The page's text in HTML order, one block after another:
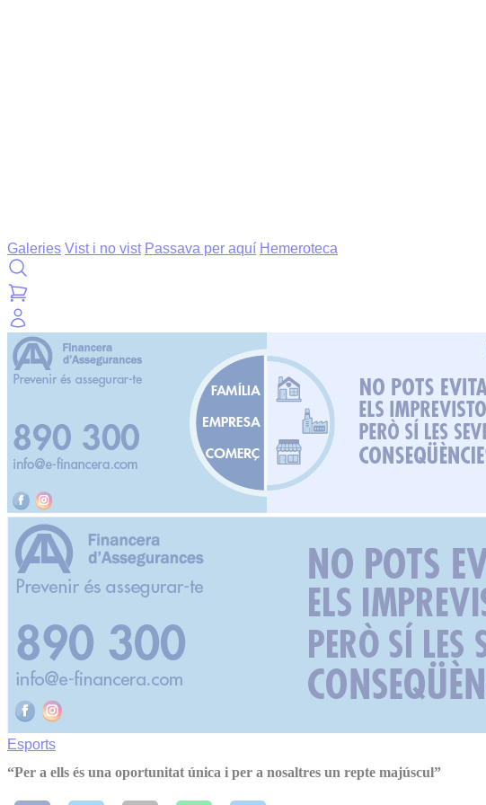
Galeries Vist i no vist Passava per aquí Hemeroteca
Esports
“Per a ells és una oportunitat única i per a nosaltres un repte majúscul”